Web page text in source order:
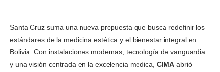
Santa Cruz suma una nueva propuesta que busca redefinir los
estándares de la medicina estética y el bienestar integral en
Bolivia. Con instalaciones modernas, tecnología de vanguardia
y una visión centrada en la excelencia médica, CIMA abrió